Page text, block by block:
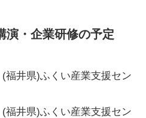
演・企業研修の予定
井県)ふくい産業支援セン
井県)ふくい産業支援セン